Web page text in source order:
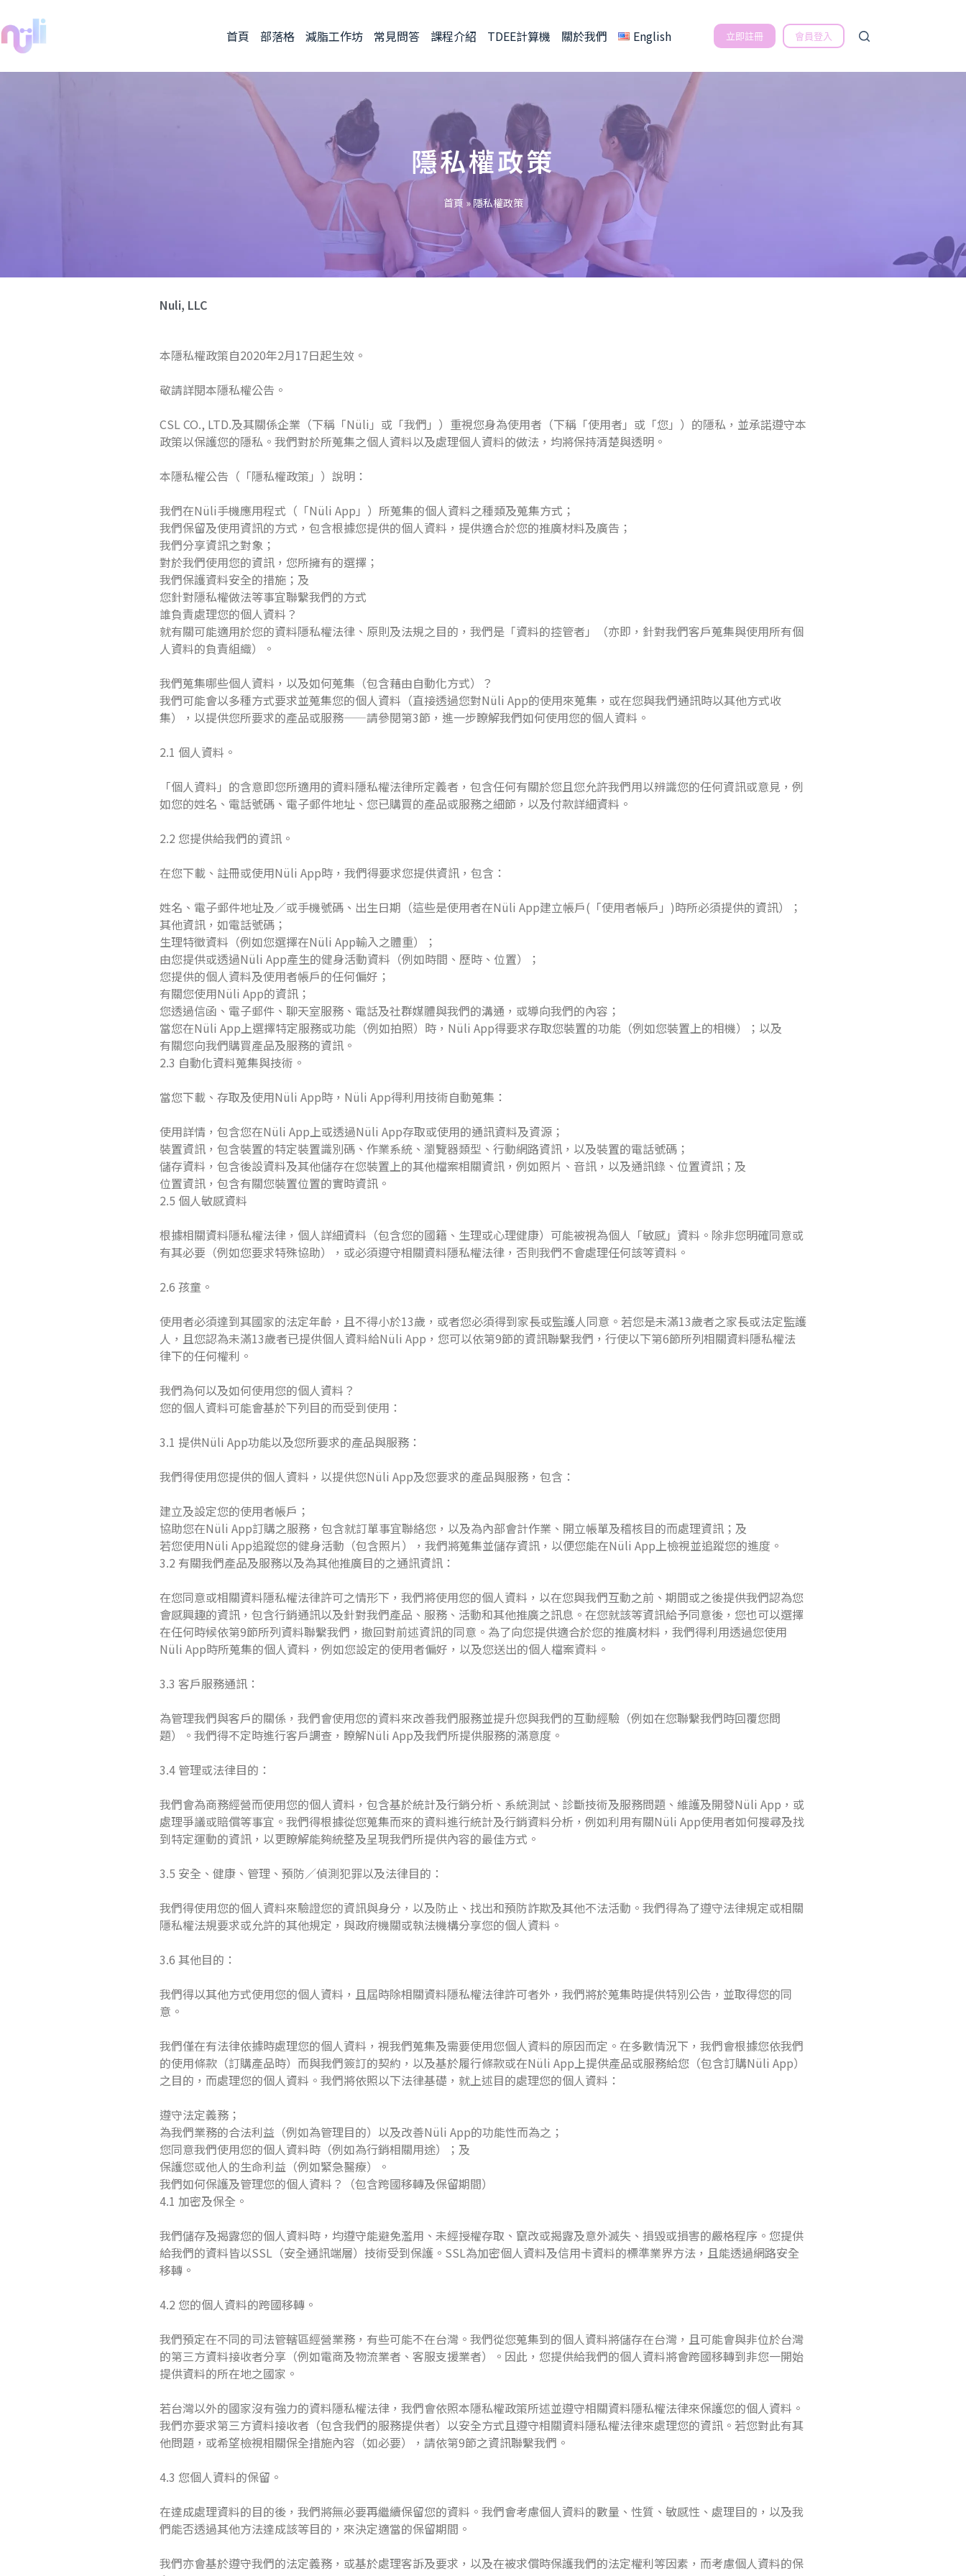
首頁 部落格 減脂工作坊 常見問答 課程介紹 TDEE計算機 關於我們 English 立即註冊 會員登入
隱私權政策
首頁 »隱私權政策
Nuli, LLC
本隱私權政策自2020年2月17日起生效。
敬請詳閱本隱私權公告。
CSL CO., LTD.及其關係企業（下稱「Nüli」或「我們」）重視您身為使用者（下稱「使用者」或「您」）的隱私，並承諾遵守本
政策以保護您的隱私。我們對於所蒐集之個人資料以及處理個人資料的做法，均將保持清楚與透明。
本隱私權公告（「隱私權政策」）說明：
我們在Nüli手機應用程式（「Nüli App」）所蒐集的個人資料之種類及蒐集方式；
我們保留及使用資訊的方式，包含根據您提供的個人資料，提供適合於您的推廣材料及廣告；
我們分享資訊之對象；
對於我們使用您的資訊，您所擁有的選擇；
我們保護資料安全的措施；及
您針對隱私權做法等事宜聯繫我們的方式
誰負責處理您的個人資料？
就有關可能適用於您的資料隱私權法律、原則及法規之目的，我們是「資料的控管者」（亦即，針對我們客戶蒐集與使用所有個
人資料的負責組織）。
我們蒐集哪些個人資料，以及如何蒐集（包含藉由自動化方式）？
我們可能會以多種方式要求並蒐集您的個人資料（直接透過您對Nüli App的使用來蒐集，或在您與我們通訊時以其他方式收
集），以提供您所要求的產品或服務——請參閱第3節，進一步瞭解我們如何使用您的個人資料。
2.1 個人資料。
「個人資料」的含意即您所適用的資料隱私權法律所定義者，包含任何有關於您且您允許我們用以辨識您的任何資訊或意見，例
如您的姓名、電話號碼、電子郵件地址、您已購買的產品或服務之細節，以及付款詳細資料。
2.2 您提供給我們的資訊。
在您下載、註冊或使用Nüli App時，我們得要求您提供資訊，包含：
姓名、電子郵件地址及／或手機號碼、出生日期（這些是使用者在Nüli App建立帳戶(「使用者帳戶」)時所必須提供的資訊）；
其他資訊，如電話號碼；
生理特徵資料（例如您選擇在Nüli App輸入之體重）；
由您提供或透過Nüli App產生的健身活動資料（例如時間、歷時、位置）；
您提供的個人資料及使用者帳戶的任何偏好；
有關您使用Nüli App的資訊；
您透過信函、電子郵件、聊天室服務、電話及社群媒體與我們的溝通，或導向我們的內容；
當您在Nüli App上選擇特定服務或功能（例如拍照）時，Nüli App得要求存取您裝置的功能（例如您裝置上的相機）；以及
有關您向我們購買產品及服務的資訊。
2.3 自動化資料蒐集與技術。
當您下載、存取及使用Nüli App時，Nüli App得利用技術自動蒐集：
使用詳情，包含您在Nüli App上或透過Nüli App存取或使用的通訊資料及資源；
裝置資訊，包含裝置的特定裝置識別碼、作業系統、瀏覽器類型、行動網路資訊，以及裝置的電話號碼；
儲存資料，包含後設資料及其他儲存在您裝置上的其他檔案相關資訊，例如照片、音訊，以及通訊錄、位置資訊；及
位置資訊，包含有關您裝置位置的實時資訊。
2.5 個人敏感資料
根據相關資料隱私權法律，個人詳細資料（包含您的國籍、生理或心理健康）可能被視為個人「敏感」資料。除非您明確同意或
有其必要（例如您要求特殊協助），或必須遵守相關資料隱私權法律，否則我們不會處理任何該等資料。
2.6 孩童。
使用者必須達到其國家的法定年齡，且不得小於13歲，或者您必須得到家長或監護人同意。若您是未滿13歲者之家長或法定監護
人，且您認為未滿13歲者已提供個人資料給Nüli App，您可以依第9節的資訊聯繫我們，行使以下第6節所列相關資料隱私權法
律下的任何權利。
我們為何以及如何使用您的個人資料？
您的個人資料可能會基於下列目的而受到使用：
3.1 提供Nüli App功能以及您所要求的產品與服務：
我們得使用您提供的個人資料，以提供您Nüli App及您要求的產品與服務，包含：
建立及設定您的使用者帳戶；
協助您在Nüli App訂購之服務，包含就訂單事宜聯絡您，以及為內部會計作業、開立帳單及稽核目的而處理資訊；及
若您使用Nüli App追蹤您的健身活動（包含照片），我們將蒐集並儲存資訊，以便您能在Nüli App上檢視並追蹤您的進度。
3.2 有關我們產品及服務以及為其他推廣目的之通訊資訊：
在您同意或相關資料隱私權法律許可之情形下，我們將使用您的個人資料，以在您與我們互動之前、期間或之後提供我們認為您
會感興趣的資訊，包含行銷通訊以及針對我們產品、服務、活動和其他推廣之訊息。在您就該等資訊給予同意後，您也可以選擇
在任何時候依第9節所列資料聯繫我們，撤回對前述資訊的同意。為了向您提供適合於您的推廣材料，我們得利用透過您使用
Nüli App時所蒐集的個人資料，例如您設定的使用者偏好，以及您送出的個人檔案資料。
3.3 客戶服務通訊：
為管理我們與客戶的關係，我們會使用您的資料來改善我們服務並提升您與我們的互動經驗（例如在您聯繫我們時回覆您問
題）。我們得不定時進行客戶調查，瞭解Nüli App及我們所提供服務的滿意度。
3.4 管理或法律目的：
我們會為商務經營而使用您的個人資料，包含基於統計及行銷分析、系統測試、診斷技術及服務問題、維護及開發Nüli App，或
處理爭議或賠償等事宜。我們得根據從您蒐集而來的資料進行統計及行銷資料分析，例如利用有關Nüli App使用者如何搜尋及找
到特定運動的資訊，以更瞭解能夠統整及呈現我們所提供內容的最佳方式。
3.5 安全、健康、管理、預防／偵測犯罪以及法律目的：
我們得使用您的個人資料來驗證您的資訊與身分，以及防止、找出和預防詐欺及其他不法活動。我們得為了遵守法律規定或相關
隱私權法規要求或允許的其他規定，與政府機關或執法機構分享您的個人資料。
3.6 其他目的：
我們得以其他方式使用您的個人資料，且屆時除相關資料隱私權法律許可者外，我們將於蒐集時提供特別公告，並取得您的同
意。
我們僅在有法律依據時處理您的個人資料，視我們蒐集及需要使用您個人資料的原因而定。在多數情況下，我們會根據您依我們
的使用條款（訂購產品時）而與我們簽訂的契約，以及基於履行條款或在Nüli App上提供產品或服務給您（包含訂購Nüli App）
之目的，而處理您的個人資料。我們將依照以下法律基礎，就上述目的處理您的個人資料：
遵守法定義務；
為我們業務的合法利益（例如為管理目的）以及改善Nüli App的功能性而為之；
您同意我們使用您的個人資料時（例如為行銷相關用途）；及
保護您或他人的生命利益（例如緊急醫療）。
我們如何保護及管理您的個人資料？（包含跨國移轉及保留期間）
4.1 加密及保全。
我們儲存及揭露您的個人資料時，均遵守能避免濫用、未經授權存取、竄改或揭露及意外滅失、損毀或損害的嚴格程序。您提供
給我們的資料皆以SSL（安全通訊端層）技術受到保護。SSL為加密個人資料及信用卡資料的標準業界方法，且能透過網路安全
移轉。
4.2 您的個人資料的跨國移轉。
我們預定在不同的司法管轄區經營業務，有些可能不在台灣。我們從您蒐集到的個人資料將儲存在台灣，且可能會與非位於台灣
的第三方資料接收者分享（例如電商及物流業者、客服支援業者）。因此，您提供給我們的個人資料將會跨國移轉到非您一開始
提供資料的所在地之國家。
若台灣以外的國家沒有強力的資料隱私權法律，我們會依照本隱私權政策所述並遵守相關資料隱私權法律來保護您的個人資料。
我們亦要求第三方資料接收者（包含我們的服務提供者）以安全方式且遵守相關資料隱私權法律來處理您的資訊。若您對此有其
他問題，或希望檢視相關保全措施內容（如必要），請依第9節之資訊聯繫我們。
4.3 您個人資料的保留。
在達成處理資料的目的後，我們將無必要再繼續保留您的資料。我們會考慮個人資料的數量、性質、敏感性、處理目的，以及我
們能否透過其他方法達成該等目的，來決定適當的保留期間。
我們亦會基於遵守我們的法定義務，或基於處理客訴及要求，以及在被求償時保護我們的法定權利等因素，而考慮個人資料的保